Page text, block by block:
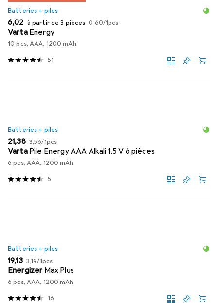
Batteries + piles
EUR
6,02 à partir de 3 pièces EUR
0,60/1pcs
Varta Energy
10 pcs, AAA, 1200 mAh
51
Batteries + piles
EUR
21,38 EUR
3,56/1pcs
Varta Pile Energy AAA Alkali 1.5 V 6 pièces
6 pcs, AAA, 1200 mAh
5
Batteries + piles
EUR
19,13 EUR
3,19/1pcs
Energizer Max Plus
6 pcs, AAA, 1200 mAh
16